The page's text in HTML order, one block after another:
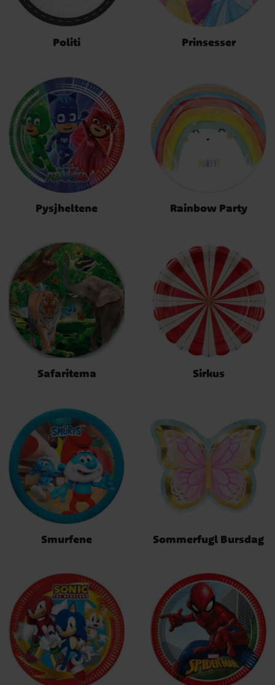
Politi Prinsesser
Pysjheltene Rainbow Party
Safaritema Sirkus
Smurfene Sommerfugl Bursdag